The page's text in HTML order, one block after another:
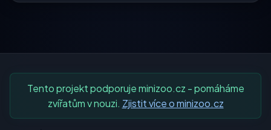
Tento projekt podporuje minizoo.cz - pomáháme
zvířatům v nouzi. Zjistit více o minizoo.cz